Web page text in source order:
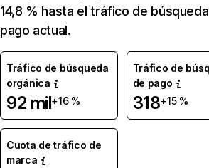
14,8 % hasta el tráfico de
pago actual.
Tráfico de búsqueda
orgánica
92 mil+16 %
Tráfico de
de pago
318+15 %
Cuota de tráfico de
marca